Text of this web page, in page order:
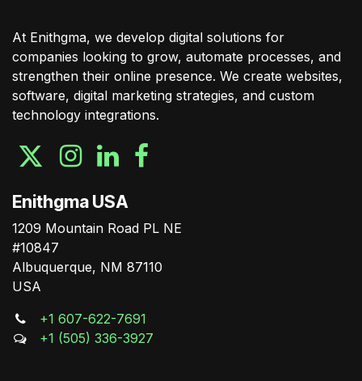
At Enithgma, we develop digital solutions for
companies looking to grow, automate processes, and
strengthen their online presence. We create websites,
software, digital marketing strategies, and custom
technology integrations.
Enithgma USA
1209 Mountain Road PL NE
#10847
Albuquerque, NM 87110
USA
+1 607-622-7691
+1 (505) 336-3927